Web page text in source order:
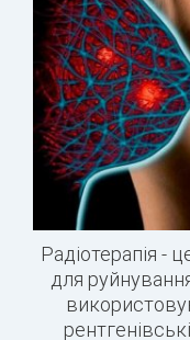
Радіотерапія -
для